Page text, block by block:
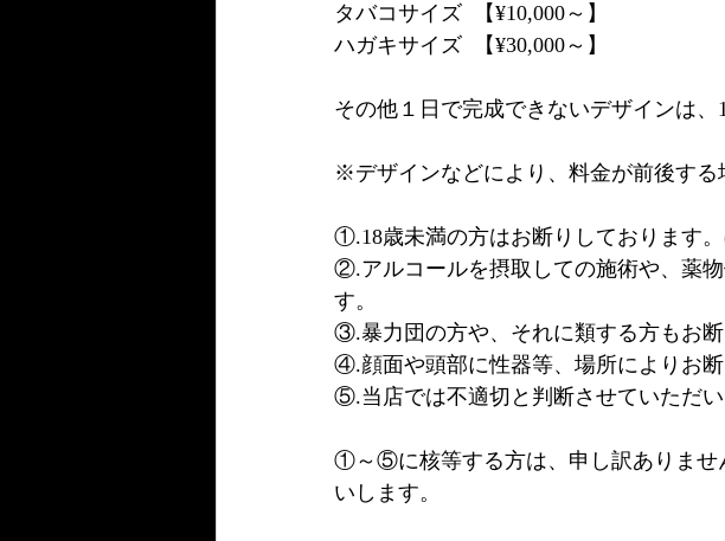
タバコサイズ  【¥10,000～】
ハガキサイズ  【¥30,000～】
その他１日で完成できないデザインは、
※デザインなどにより、料金が前後す
①.18歳未満の方はお断りしております
②.アルコールを摂取しての施術や、薬
す。
③.暴力団の方や、それに類する方もお断
④.顔面や頭部に性器等、場所によりお断
⑤.当店では不適切と判断させていただい
①～⑤に核等する方は、申し訳ありませ
いします。